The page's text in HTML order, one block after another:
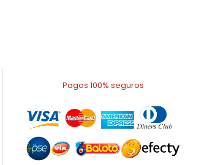
Pagos 100% seguros